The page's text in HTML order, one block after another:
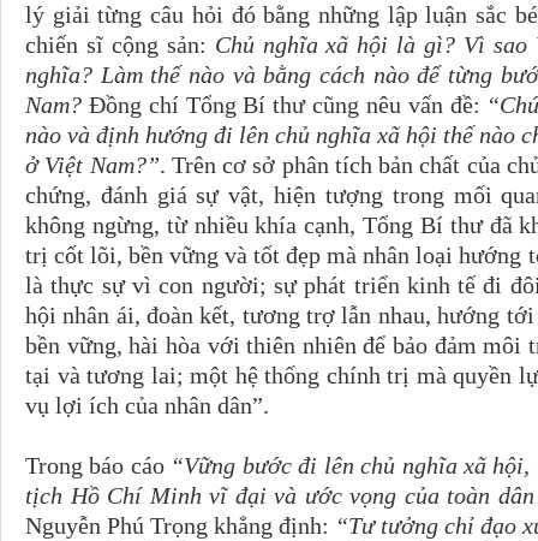
lý giải từng câu hỏi đó bằng những lập luận sắc
chiến sĩ cộng sản: Chủ nghĩa xã hội là gì? Vì sao
nghĩa? Làm thế nào và bằng cách nào để từng
Nam? Đồng chí Tổng Bí thư cũng nêu vấn đề:
nào và định hướng đi lên chủ nghĩa xã hội thế nào
ở Việt Nam?”. Trên cơ sở phân tích bản chất của
chứng, đánh giá sự vật, hiện tượng trong mối
không ngừng, từ nhiều khía cạnh, Tổng Bí thư đã
trị cốt lõi, bền vững và tốt đẹp mà nhân loại hướng
là thực sự vì con người; sự phát triển kinh tế đi
hội nhân ái, đoàn kết, tương trợ lẫn nhau, hướng
bền vững, hài hòa với thiên nhiên để bảo đảm môi
tại và tương lai; một hệ thống chính trị mà quyền
vụ lợi ích của nhân dân”.
Trong báo cáo “Vững bước đi lên chủ nghĩa xã
tịch Hồ Chí Minh vĩ đại và ước vọng của toàn
Nguyễn Phú Trọng khẳng định: “Tư tưởng chỉ đạo